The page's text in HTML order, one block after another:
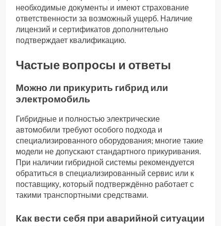
необходимые документы и имеют страхование
ответственности за возможный ущерб. Наличие
лицензий и сертификатов дополнительно
подтверждает квалификацию.
Частые вопросы и ответы
Можно ли прикурить гибрид или
электромобиль
Гибридные и полностью электрические
автомобили требуют особого подхода и
специализированного оборудования; многие такие
модели не допускают стандартного прикуривания.
При наличии гибридной системы рекомендуется
обратиться в специализированный сервис или к
поставщику, который подтверждённо работает с
такими транспортными средствами.
Как вести себя при аварийной ситуации